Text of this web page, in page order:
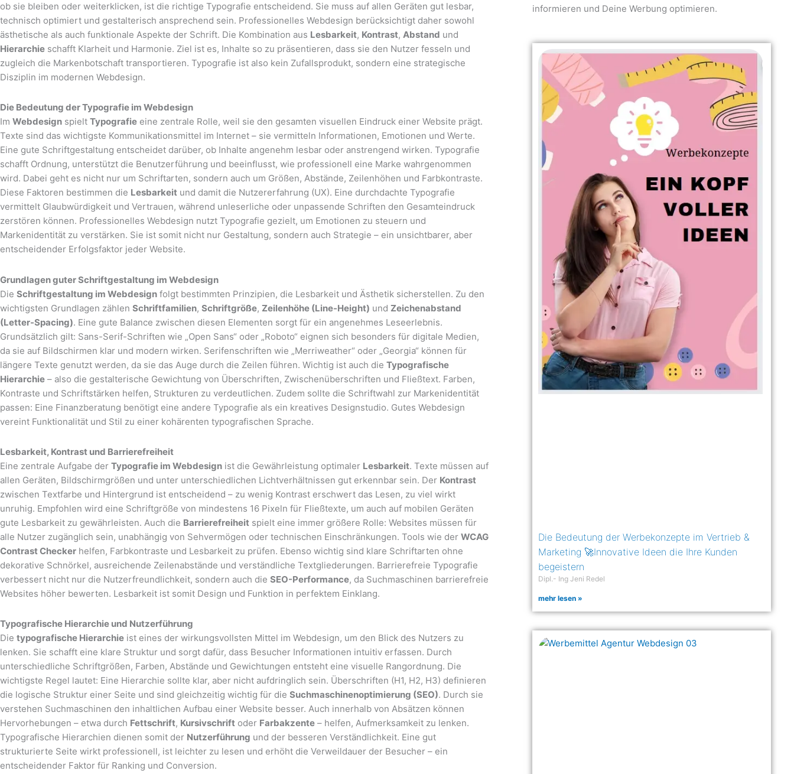
ob sie bleiben oder weiterklicken, ist die richtige Typografie entscheidend. Sie muss auf allen Geräten gut lesbar,
technisch optimiert und gestalterisch ansprechend sein. Professionelles Webdesign berücksichtigt daher sowohl
ästhetische als auch funktionale Aspekte der Schrift. Die Kombination aus Lesbarkeit, Kontrast, Abstand und
Hierarchie schafft Klarheit und Harmonie. Ziel ist es, Inhalte so zu präsentieren, dass sie den Nutzer fesseln und
zugleich die Markenbotschaft transportieren. Typografie ist also kein Zufallsprodukt, sondern eine strategische
Disziplin im modernen Webdesign.
Die Bedeutung der Typografie im Webdesign
Im Webdesign spielt Typografie eine zentrale Rolle, weil sie den gesamten visuellen Eindruck einer Website prägt.
Texte sind das wichtigste Kommunikationsmittel im Internet – sie vermitteln Informationen, Emotionen und Werte.
Eine gute Schriftgestaltung entscheidet darüber, ob Inhalte angenehm lesbar oder anstrengend wirken. Typografie
schafft Ordnung, unterstützt die Benutzerführung und beeinflusst, wie professionell eine Marke wahrgenommen
wird. Dabei geht es nicht nur um Schriftarten, sondern auch um Größen, Abstände, Zeilenhöhen und Farbkontraste.
Diese Faktoren bestimmen die Lesbarkeit und damit die Nutzererfahrung (UX). Eine durchdachte Typografie
vermittelt Glaubwürdigkeit und Vertrauen, während unleserliche oder unpassende Schriften den Gesamteindruck
zerstören können. Professionelles Webdesign nutzt Typografie gezielt, um Emotionen zu steuern und
Markenidentität zu verstärken. Sie ist somit nicht nur Gestaltung, sondern auch Strategie – ein unsichtbarer, aber
entscheidender Erfolgsfaktor jeder Website.
Grundlagen guter Schriftgestaltung im Webdesign
Die Schriftgestaltung im Webdesign folgt bestimmten Prinzipien, die Lesbarkeit und Ästhetik sicherstellen. Zu den
wichtigsten Grundlagen zählen Schriftfamilien, Schriftgröße, Zeilenhöhe (Line-Height) und Zeichenabstand
(Letter-Spacing). Eine gute Balance zwischen diesen Elementen sorgt für ein angenehmes Leseerlebnis.
Grundsätzlich gilt: Sans-Serif-Schriften wie „Open Sans“ oder „Roboto“ eignen sich besonders für digitale Medien,
da sie auf Bildschirmen klar und modern wirken. Serifenschriften wie „Merriweather“ oder „Georgia“ können für
längere Texte genutzt werden, da sie das Auge durch die Zeilen führen. Wichtig ist auch die Typografische
Hierarchie – also die gestalterische Gewichtung von Überschriften, Zwischenüberschriften und Fließtext. Farben,
Kontraste und Schriftstärken helfen, Strukturen zu verdeutlichen. Zudem sollte die Schriftwahl zur Markenidentität
passen: Eine Finanzberatung benötigt eine andere Typografie als ein kreatives Designstudio. Gutes Webdesign
vereint Funktionalität und Stil zu einer kohärenten typografischen Sprache.
Lesbarkeit, Kontrast und Barrierefreiheit
Eine zentrale Aufgabe der Typografie im Webdesign ist die Gewährleistung optimaler Lesbarkeit. Texte müssen auf
allen Geräten, Bildschirmgrößen und unter unterschiedlichen Lichtverhältnissen gut erkennbar sein. Der Kontrast
zwischen Textfarbe und Hintergrund ist entscheidend – zu wenig Kontrast erschwert das Lesen, zu viel wirkt
unruhig. Empfohlen wird eine Schriftgröße von mindestens 16 Pixeln für Fließtexte, um auch auf mobilen Geräten
gute Lesbarkeit zu gewährleisten. Auch die Barrierefreiheit spielt eine immer größere Rolle: Websites müssen für
alle Nutzer zugänglich sein, unabhängig von Sehvermögen oder technischen Einschränkungen. Tools wie der WCAG
Contrast Checker helfen, Farbkontraste und Lesbarkeit zu prüfen. Ebenso wichtig sind klare Schriftarten ohne
dekorative Schnörkel, ausreichende Zeilenabstände und verständliche Textgliederungen. Barrierefreie Typografie
verbessert nicht nur die Nutzerfreundlichkeit, sondern auch die SEO-Performance, da Suchmaschinen barrierefreie
Websites höher bewerten. Lesbarkeit ist somit Design und Funktion in perfektem Einklang.
Typografische Hierarchie und Nutzerführung
Die typografische Hierarchie ist eines der wirkungsvollsten Mittel im Webdesign, um den Blick des Nutzers zu
lenken. Sie schafft eine klare Struktur und sorgt dafür, dass Besucher Informationen intuitiv erfassen. Durch
unterschiedliche Schriftgrößen, Farben, Abstände und Gewichtungen entsteht eine visuelle Rangordnung. Die
wichtigste Regel lautet: Eine Hierarchie sollte klar, aber nicht aufdringlich sein. Überschriften (H1, H2, H3) definieren
die logische Struktur einer Seite und sind gleichzeitig wichtig für die Suchmaschinenoptimierung (SEO). Durch sie
verstehen Suchmaschinen den inhaltlichen Aufbau einer Website besser. Auch innerhalb von Absätzen können
Hervorhebungen – etwa durch Fettschrift, Kursivschrift oder Farbakzente – helfen, Aufmerksamkeit zu lenken.
Typografische Hierarchien dienen somit der Nutzerführung und der besseren Verständlichkeit. Eine gut
strukturierte Seite wirkt professionell, ist leichter zu lesen und erhöht die Verweildauer der Besucher – ein
entscheidender Faktor für Ranking und Conversion.
informieren und Deine Werbung optimieren.
Die Bedeutung der Werbekonzepte im Vertrieb &
Marketing 🚀Innovative Ideen die Ihre Kunden
begeistern
Dipl.- Ing Jeni Redel
mehr lesen »